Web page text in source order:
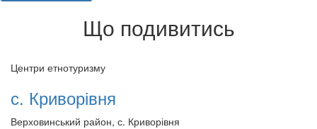
Що подивитись
Центри етнотуризму
с. Криворівня
Верховинський район, с. Криворівня